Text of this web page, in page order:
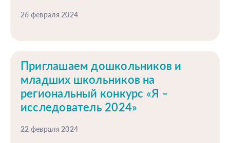
26 февраля 2024
Приглашаем дошкольников и
младших школьников на
региональный конкурс «Я –
исследователь 2024»
22 февраля 2024